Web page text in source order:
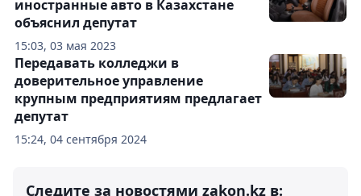
15:03, 03 мая 2023
иностранные авто в Казахстане
объяснил депутат
15:24, 04 сентября 2024
Передавать колледжи в
доверительное управление
крупным предприятиям предлагает
депутат
Следите за новостями zakon.kz в: